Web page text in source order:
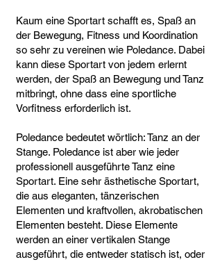
Kaum eine Sportart schafft es, Spaß an
der Bewegung, Fitness und Koordination
so sehr zu vereinen wie Poledance. Dabei
kann diese Sportart von jedem erlernt
werden, der Spaß an Bewegung und Tanz
mitbringt, ohne dass eine sportliche
Vorfitness erforderlich ist.
Poledance bedeutet wörtlich: Tanz an der
Stange. Poledance ist aber wie jeder
professionell ausgeführte Tanz eine
Sportart. Eine sehr ästhetische Sportart,
die aus eleganten, tänzerischen
Elementen und kraftvollen, akrobatischen
Elementen besteht. Diese Elemente
werden an einer vertikalen Stange
ausgeführt, die entweder statisch ist, oder